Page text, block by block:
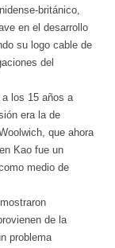
británico,
en el desarrollo
su logo cable de
del
a los 15 años a
era la de
que ahora
Kao fue un
medio de
de la
problema